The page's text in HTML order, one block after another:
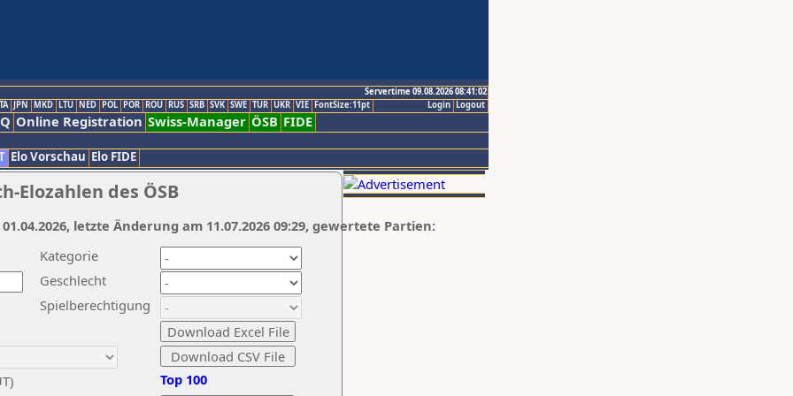
Servertime 09.08.2026 08:41:02
Logout
Login
JPN MKD LTU NED POL POR ROU RUS SRB SVK SWE TUR UKR VIE FontSize:11pt
Online Registration Swiss-Manager ÖSB FIDE
Elo Vorschau Elo FIDE
Elozahlen des ÖSB
Kategorie
Geschlecht
Spielberechtigung
Top 100
letzte Änderung am 11.07.2026 09:29, gewertete Partien: